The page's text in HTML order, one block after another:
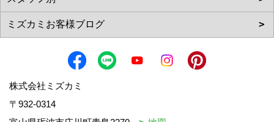
株式会社ミズカミ
〒932-0314